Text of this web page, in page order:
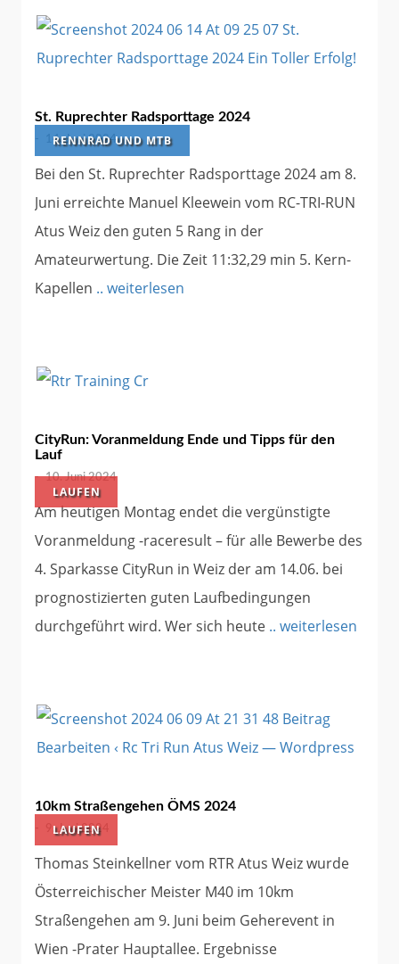
RENNRAD UND MTB
St. Ruprechter Radsporttage 2024
14. Juni 2024
Bei den St. Ruprechter Radsporttage 2024 am 8.
Juni erreichte Manuel Kleewein vom RC-TRI-RUN
Atus Weiz den guten 5 Rang in der
Amateurwertung. Die Zeit 11:32,29 min 5. Kern-
Kapellen .. weiterlesen
LAUFEN
CityRun: Voranmeldung Ende und Tipps für den
Lauf
- 10. Juni 2024
Am heutigen Montag endet die vergünstigte
Voranmeldung -raceresult – für alle Bewerbe des
4. Sparkasse CityRun in Weiz der am 14.06. bei
prognostizierten guten Laufbedingungen
durchgeführt wird. Wer sich heute .. weiterlesen
LAUFEN
10km Straßengehen ÖMS 2024
9. Juni 2024
Thomas Steinkellner vom RTR Atus Weiz wurde
Österreichischer Meister M40 im 10km
Straßengehen am 9. Juni beim Geherevent in
Wien -Prater Hauptallee. Ergebnisse